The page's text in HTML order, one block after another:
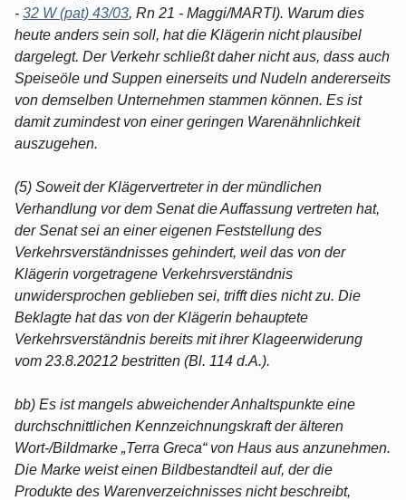
- 32 W (pat) 43/03, Rn 21 - Maggi/MARTI). Warum dies
heute anders sein soll, hat die Klägerin nicht plausibel
dargelegt. Der Verkehr schließt daher nicht aus, dass auch
Speiseöle und Suppen einerseits und Nudeln andererseits
von demselben Unternehmen stammen können. Es ist
damit zumindest von einer geringen Warenähnlichkeit
auszugehen.
(5) Soweit der Klägervertreter in der mündlichen
Verhandlung vor dem Senat die Auffassung vertreten hat,
der Senat sei an einer eigenen Feststellung des
Verkehrsverständnisses gehindert, weil das von der
Klägerin vorgetragene Verkehrsverständnis
unwidersprochen geblieben sei, trifft dies nicht zu. Die
Beklagte hat das von der Klägerin behauptete
Verkehrsverständnis bereits mit ihrer Klageerwiderung
vom 23.8.20212 bestritten (Bl. 114 d.A.).
bb) Es ist mangels abweichender Anhaltspunkte eine
durchschnittlichen Kennzeichnungskraft der älteren
Wort-/Bildmarke „Terra Greca“ von Haus aus anzunehmen.
Die Marke weist einen Bildbestandteil auf, der die
Produkte des Warenverzeichnisses nicht beschreibt,